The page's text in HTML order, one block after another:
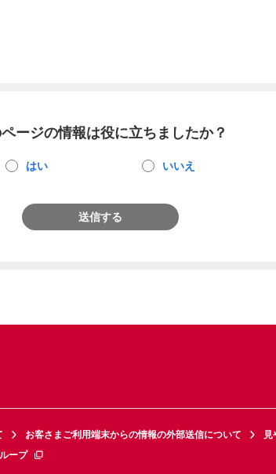
ージの情報は役に立ちましたか？
はい いいえ
送信する
お客さまご利用端末からの情報の外部送信について
見
ープ